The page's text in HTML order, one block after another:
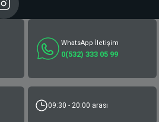
WhatsApp İletişim
0(532) 333 05 99
09:30 - 20:00 arası